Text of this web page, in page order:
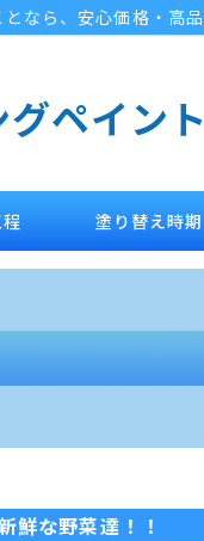
なら、安心価格・高
ペイント
塗り替え時期
鮮な野菜達！！